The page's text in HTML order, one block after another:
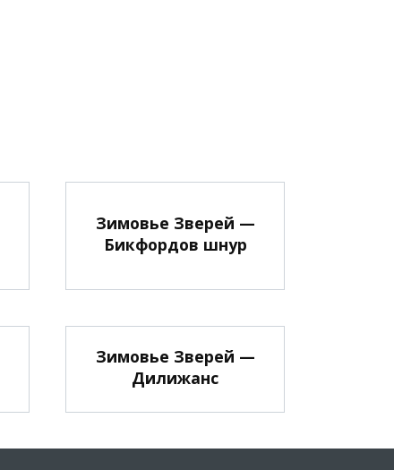
Зимовье Зверей —
Бикфордов шнур
Зимовье Зверей —
Дилижанс